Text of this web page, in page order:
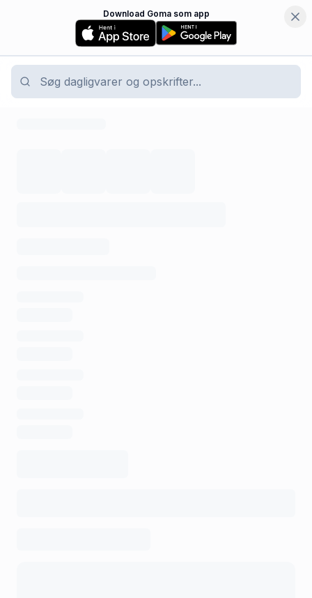
Download Goma som app